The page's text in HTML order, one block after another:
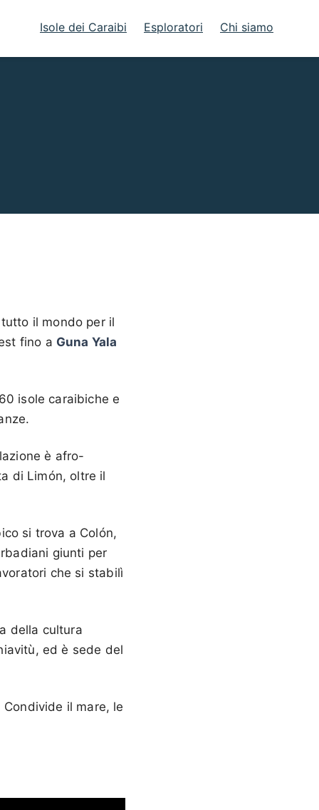
Isole dei Caraibi Esploratori Chi siamo
il mondo per il
fino a Guna Yala
isole caraibiche e
è afro-
di Limón, oltre il
si trova a Colón,
giunti per
che si stabilì
della cultura
ed è sede del
il mare, le